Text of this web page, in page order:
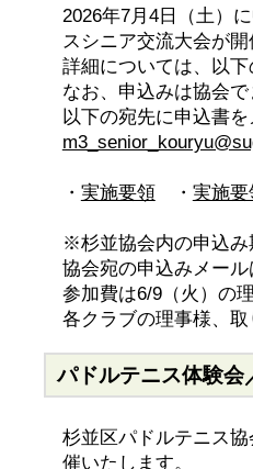
2026年7月4日（土）
スシニア交流大会が開
詳細については、以下
なお、申込みは協会
以下の宛先に申込書を
・ 実施要領・ 実施要
※杉並協会内の申込み
協会宛の申込みメー
参加費は6/9（火）の
各クラブの理事様、
パドルテニス体験会
杉並区パドルテニス
催いたします。